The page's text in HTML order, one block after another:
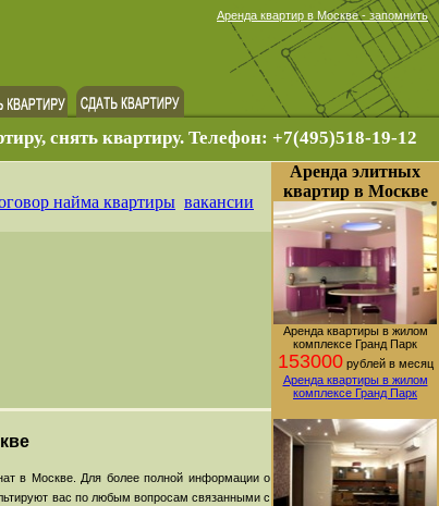
Аренда квартир в Москве - запомнить
снять квартиру. Телефон: +7(495)518-19-12
найма квартиры вакансии
в Москве. Для более полной информации о
вас по любым вопросам связанными с
Аренда элитных
квартир в Москве
Аренда квартиры в жилом
комплексе Гранд Парк
153000рублей в месяц
Аренда квартиры в жилом
комплексе Гранд Парк